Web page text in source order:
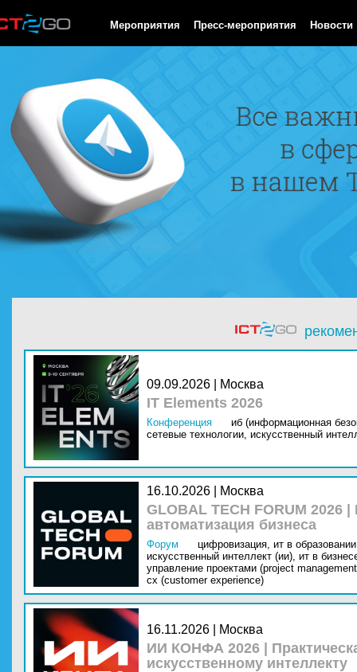
Мероприятия Пресс-мероприятия Новости
09.09.2026 | Москва
IT Elements 2026
Конференция
иб (информационная
сетевые технологии, искусственный
16.10.2026 | Москва
GLOBAL TECH FORUM
автоматизация бизнеса
Форум цифровизация, ит в
искусственный интеллект (ии), ит в
управление проектами (project
cx (customer experience)
16.11.2026 | Москва
ИИ КОНФА 2026 |
искусственному интеллекту